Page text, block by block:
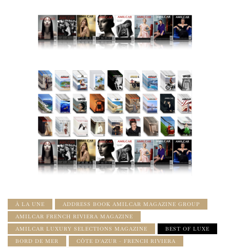
À LA UNE
ADDRESS BOOK AMILCAR MAGAZINE GROUP
AMILCAR FRENCH RIVIERA MAGAZINE
AMILCAR LUXURY SELECTIONS MAGAZINE
BEST OF LUXE
BORD DE MER
CÔTE D'AZUR - FRENCH RIVIERA